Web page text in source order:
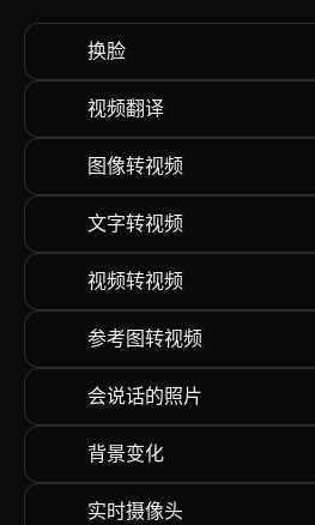
换脸
视频翻译
图像转视频
文字转视频
视频转视频
参考图转视频
会说话的照片
背景变化
实时摄像头